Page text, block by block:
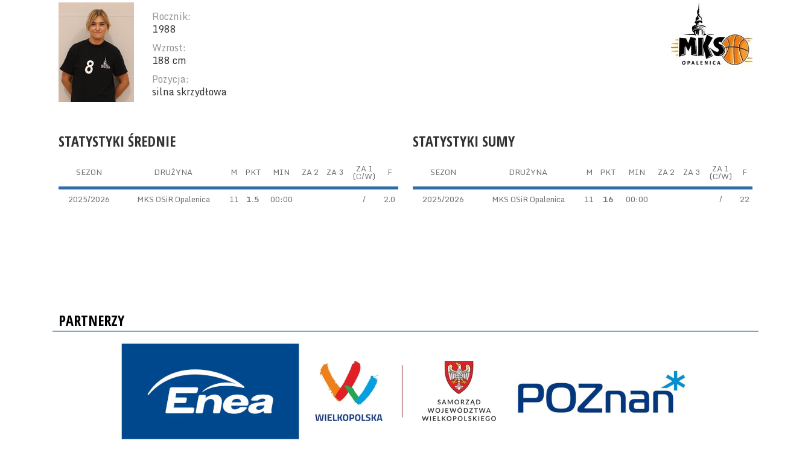
Rocznik:
1988
Wzrost:
188 cm
Pozycja:
silna skrzydłowa
STATYSTYKI SUMY
SEZON DRUŻYNA M PKT MIN ZA 2 ZA 3 ZA 1
(C/W) F
2025/2026 MKS OSiR Opalenica 11 16 00:00 / 22
STATYSTYKI ŚREDNIE
SEZON DRUŻYNA M PKT MIN ZA 2 ZA 3 ZA 1
(C/W) F
2025/2026 MKS OSiR Opalenica 11 1.5 00:00 / 2.0
PARTNERZY